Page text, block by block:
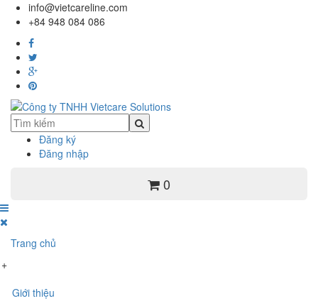
info@vietcareline.com
+84 948 084 086
Đăng ký
Đăng nhập
0
Trang chủ
+
Giới thiệu